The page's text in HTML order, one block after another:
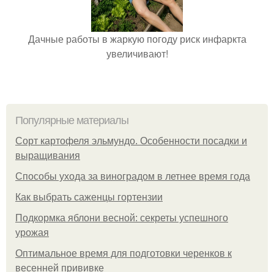
Дачные работы в жаркую погоду риск инфаркта
увеличивают!
Популярные материалы
Сорт картофеля эльмундо. Особенности посадки и
выращивания
Способы ухода за виноградом в летнее время года
Как выбрать саженцы гортензии
Подкормка яблони весной: секреты успешного
урожая
Оптимальное время для подготовки черенков к
весенней прививке